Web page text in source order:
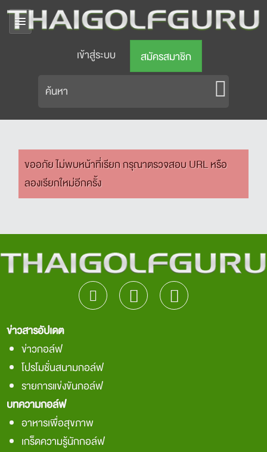
เข้าสู่ระบบ สมัครสมาชิก
ขออภัย ไม่พบหน้าที่เรียก กรุณาตรวจสอบ URL หรือ
ลองเรียกใหม่อีกครั้ง
ข่าวสารอัปเดต
ข่าวกอล์ฟ
โปรโมชั่นสนามกอล์ฟ
รายการแข่งขันกอล์ฟ
บทความกอล์ฟ
อาหารเพื่อสุขภาพ
เกร็ดความรู้นักกอล์ฟ